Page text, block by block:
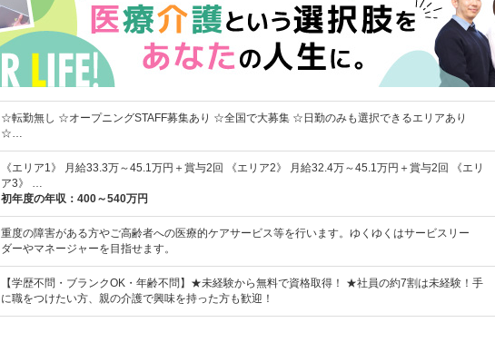
☆転勤無し ☆オープニングSTAFF募集あり ☆全国で大募集 ☆日勤のみも選択できるエリアあり
☆…
《エリア1》 月給33.3万～45.1万円＋賞与2回 《エリア2》 月給32.4万～45.1万円＋賞与2回 《エリ
ア3》 …
初年度の年収： 400～540万円
重度の障害がある方やご高齢者への医療的ケアサービス等を行います。ゆくゆくはサービスリー
ダーやマネージャーを目指せます。
【学歴不問・ブランクOK・年齢不問】★未経験から無料で資格取得！ ★社員の約7割は未経験！手
に職をつけたい方、親の介護で興味を持った方も歓迎！